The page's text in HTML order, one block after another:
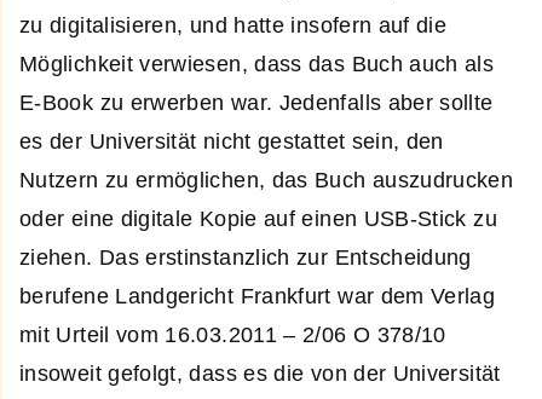
zu digitalisieren, und hatte insofern auf die
Möglichkeit verwiesen, dass das Buch auch als
E-Book zu erwerben war. Jedenfalls aber sollte
es der Universität nicht gestattet sein, den
Nutzern zu ermöglichen, das Buch auszudrucken
oder eine digitale Kopie auf einen USB-Stick zu
ziehen. Das erstinstanzlich zur Entscheidung
berufene Landgericht Frankfurt war dem Verlag
mit Urteil vom 16.03.2011 – 2/06 O 378/10
insoweit gefolgt, dass es die von der Universität